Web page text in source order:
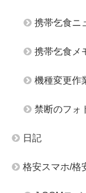
携帯乞食ニ
携帯乞食メ
機種変更作
禁断のフォ
日記
格安スマホ/格